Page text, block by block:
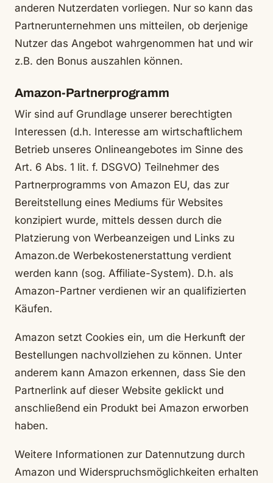
anderen Nutzerdaten vorliegen. Nur so kann das
Partnerunternehmen uns mitteilen, ob derjenige
Nutzer das Angebot wahrgenommen hat und wir
z.B. den Bonus auszahlen können.
Amazon-Partnerprogramm
Wir sind auf Grundlage unserer berechtigten
Interessen (d.h. Interesse am wirtschaftlichem
Betrieb unseres Onlineangebotes im Sinne des
Art. 6 Abs. 1 lit. f. DSGVO) Teilnehmer des
Partnerprogramms von Amazon EU, das zur
Bereitstellung eines Mediums für Websites
konzipiert wurde, mittels dessen durch die
Platzierung von Werbeanzeigen und Links zu
Amazon.de Werbekostenerstattung verdient
werden kann (sog. Affiliate-System). D.h. als
Amazon-Partner verdienen wir an qualifizierten
Käufen.
Amazon setzt Cookies ein, um die Herkunft der
Bestellungen nachvollziehen zu können. Unter
anderem kann Amazon erkennen, dass Sie den
Partnerlink auf dieser Website geklickt und
anschließend ein Produkt bei Amazon erworben
haben.
Weitere Informationen zur Datennutzung durch
Amazon und Widerspruchsmöglichkeiten erhalten